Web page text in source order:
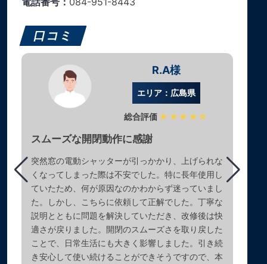
口コミ
R.A様
エリア：広島県
総合評価 ★★★★☆
スムーズな開閉動作に感謝
突然窓の電動シャッターが引っかかり、上げられな
くなってしまった際は不安でした。特に長年使用し
ていたため、何が原因なのかわからず迷っていまし
た。しかし、こちらに依頼して正解でした。丁寧な
説明とともに問題を解決していただき、改修後は快
適さが戻りました。開閉のスムーズさを取り戻した
ことで、日常生活にも大きく影響しました。引き続
き安心して使い続けることができそうですので、本